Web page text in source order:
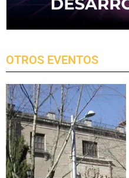
OTROS EVENTOS